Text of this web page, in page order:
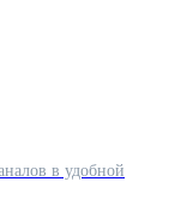
в удобной